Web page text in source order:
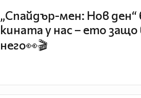
„Спайдър-мен: Нов ден“
кината у нас – ето защо
него👀🎬